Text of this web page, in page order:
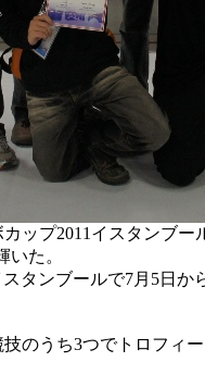
ップ2011イスタンブ
た。
ンブールで7月5日
うち3つでトロフィ